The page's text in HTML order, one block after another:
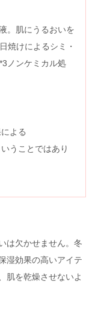
。肌にうるおいを
焼けによるシミ・
ノンケミカル処
よる
うことではあり
は欠かせません。冬
湿効果の高いアイテ
肌を乾燥させないよ